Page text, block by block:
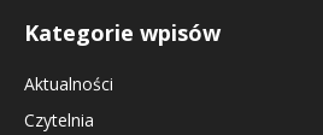
Kategorie wpisów
Aktualności
Czytelnia